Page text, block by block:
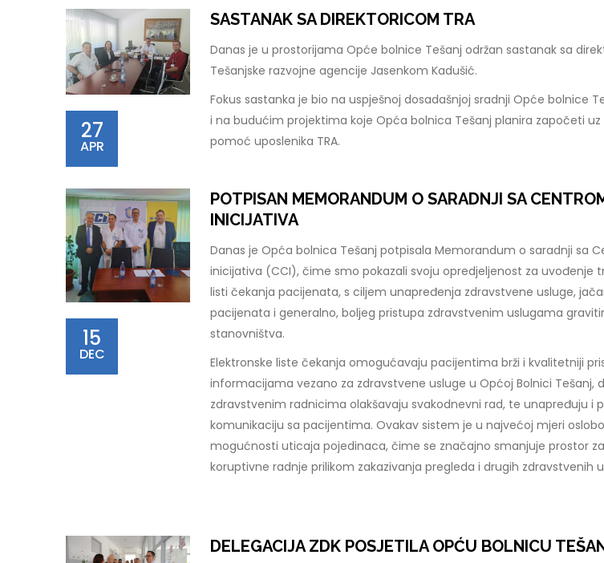
27
APR
SASTANAK SA DIREKTORICOM TRA
Danas je u prostorijama Opće bolnice Tešanj održan sastanak sa
Tešanjske razvojne agencije Jasenkom Kadušić.
Fokus sastanka je bio na uspješnoj dosadašnjoj sradnji Opće bolnice
i na budućim projektima koje Opća bolnica Tešanj planira započeti uz
pomoć uposlenika TRA.
15
DEC
POTPISAN MEMORANDUM O SARADNJI SA
INICIJATIVA
Danas je Opća bolnica Tešanj potpisala Memorandum o saradnji sa
inicijativa (CCI), čime smo pokazali svoju opredjeljenost za uvođenje
listi čekanja pacijenata, s ciljem unapređenja zdravstvene usluge,
pacijenata i generalno, boljeg pristupa zdravstvenim uslugama
stanovništva.
Elektronske liste čekanja omogućavaju pacijentima brži i kvalitetniji
informacijama vezano za zdravstvene usluge u Općoj Bolnici Tešanj,
zdravstvenim radnicima olakšavaju svakodnevni rad, te unapređuju i
komunikaciju sa pacijentima. Ovakav sistem je u najvećoj mjeri
mogućnosti uticaja pojedinaca, čime se značajno smanjuje prostor
koruptivne radnje prilikom zakazivanja pregleda i drugih zdravstvenih
DELEGACIJA ZDK POSJETILA OPĆU BOLNICU